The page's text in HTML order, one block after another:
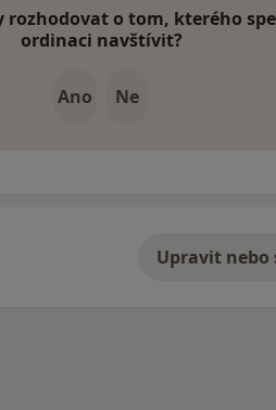
rozhodovat o tom, kterého
ordinaci navštívit?
Ano Ne
Upravit